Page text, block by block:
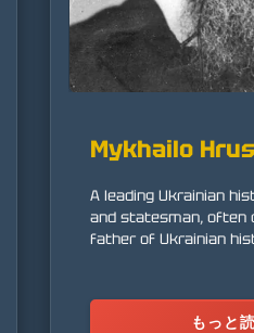
Mykhailo
A leading Ukrainian
and statesman, often
father of Ukrainian
もっと